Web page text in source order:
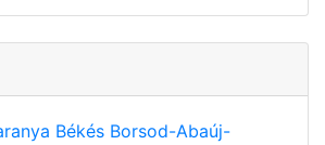
Békés Borsod-Abaúj-